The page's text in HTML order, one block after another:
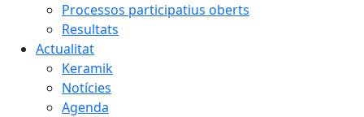
Processos participatius oberts
Resultats
Actualitat
Keramik
Notícies
Agenda